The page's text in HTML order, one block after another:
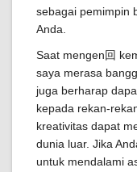
sebagai pemimpin
Anda.
Saat mengen回
saya merasa
juga berharap
kepada rekan-
kreativitas dapat
dunia luar. Jika
untuk mendalami